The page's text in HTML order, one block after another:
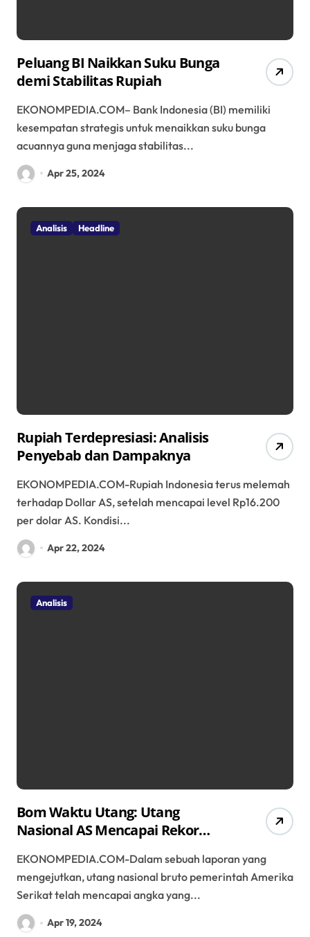
Peluang BI Naikkan Suku Bunga
demi Stabilitas Rupiah
EKONOMPEDIA.COM– Bank Indonesia (BI) memiliki
kesempatan strategis untuk menaikkan suku bunga
acuannya guna menjaga stabilitas...
Apr 25, 2024
Analisis Headline
Rupiah Terdepresiasi: Analisis
Penyebab dan Dampaknya
EKONOMPEDIA.COM-Rupiah Indonesia terus melemah
terhadap Dollar AS, setelah mencapai level Rp16.200
per dolar AS. Kondisi...
Apr 22, 2024
Analisis
Bom Waktu Utang: Utang
Nasional AS Mencapai Rekor
EKONOMPEDIA.COM-Dalam sebuah laporan yang
mengejutkan, utang nasional bruto pemerintah Amerika
Serikat telah mencapai angka yang...
Apr 19, 2024